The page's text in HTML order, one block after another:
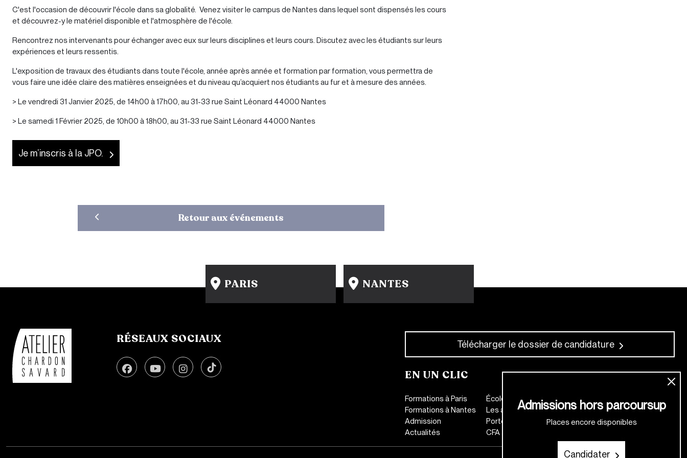
C'est l'occasion de découvrir l'école dans sa globalité. Venez visiter le campus de Nantes dans lequel sont dispensés les cours
et découvrez-y le matériel disponible et l'atmosphère de l'école.
Rencontrez nos intervenants pour échanger avec eux sur leurs disciplines et leurs cours. Discutez avec les étudiants sur leurs
expériences et leurs ressentis.
L'exposition de travaux des étudiants dans toute l'école, année après année et formation par formation, vous permettra de
vous faire une idée claire des matières enseignées et du niveau qu’acquiert nos étudiants au fur et à mesure des années.
> Le vendredi 31 Janvier 2025, de 14h00 à 17h00, au 31-33 rue Saint Léonard 44000 Nantes
> Le samedi 1 Février 2025, de 10h00 à 18h00, au 31-33 rue Saint Léonard 44000 Nantes
Je m’inscris à la JPO.
Retour aux événements
Admissions hors parcoursup
Places encore disponibles
Candidater
PARIS
15 rue Gambey - 75011
NANTES
31-33 rue Saint Léonard
RÉSEAUX SOCIAUX Télécharger le dossier de candidature
EN UN CLIC
Formations à Paris
Formations à Nantes
Admission
Actualités
École de mode
Les anciens
Portes Ouvertes
CFA